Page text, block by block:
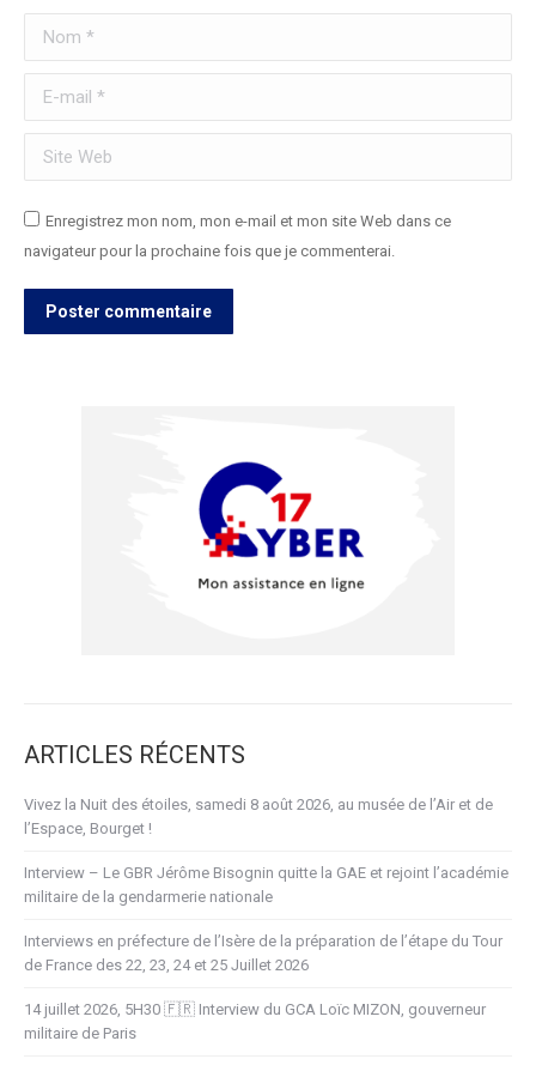
Nom *
E-mail *
Site Web
Enregistrez mon nom, mon e-mail et mon site Web dans ce
navigateur pour la prochaine fois que je commenterai.
Poster commentaire
ARTICLES RÉCENTS
Vivez la Nuit des étoiles, samedi 8 août 2026, au musée de l’Air et de
l’Espace, Bourget !
Interview – Le GBR Jérôme Bisognin quitte la GAE et rejoint l’académie
militaire de la gendarmerie nationale
Interviews en préfecture de l’Isère de la préparation de l’étape du Tour
de France des 22, 23, 24 et 25 Juillet 2026
14 juillet 2026, 5H30 🇫🇷 Interview du GCA Loïc MIZON, gouverneur
militaire de Paris